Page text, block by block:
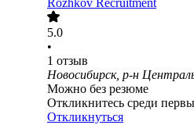
Rozhkov Recruitment
5.0
•
1 отзыв
Новосибирск, р-н
Можно без резюме
Откликнитесь среди
Откликнуться